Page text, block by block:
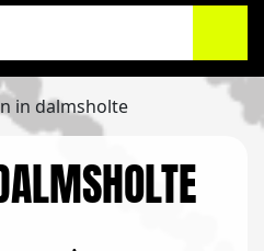
in dalmsholte